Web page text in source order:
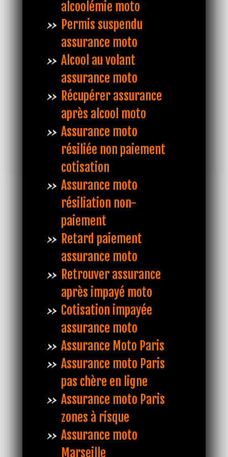
alcoolémie moto
Permis suspendu
assurance moto
Alcool au volant
assurance moto
Récupérer assurance
après alcool moto
Assurance moto
résiliée non paiement
cotisation
Assurance moto
résiliation non-
paiement
Retard paiement
assurance moto
Retrouver assurance
après impayé moto
Cotisation impayée
assurance moto
Assurance Moto Paris
Assurance moto Paris
pas chère en ligne
Assurance moto Paris
zones à risque
Assurance moto
Marseille